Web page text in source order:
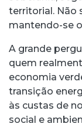
territorial. Não
mantendo-se
A grande
quem
economia
transição
às custas de
social e